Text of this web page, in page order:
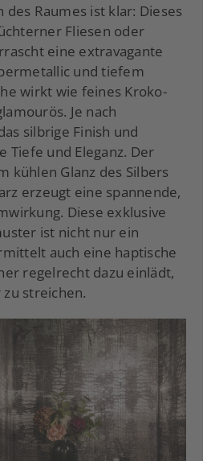
Raumes ist klar: Dieses
Fliesen oder
eine extravagante
und tiefem
wirkt wie feines Kroko-
Je nach
silbrige Finish und
Tiefe und Eleganz. Der
kühlen Glanz des Silbers
erzeugt eine spannende,
Diese exklusive
ist nicht nur ein
auch eine haptische
regelrecht dazu einlädt,
streichen.